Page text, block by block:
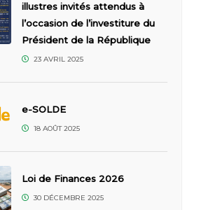
illustres invités attendus à
l’occasion de l’investiture du
Président de la République
23 AVRIL 2025
e-SOLDE
18 AOÛT 2025
Loi de Finances 2026
30 DÉCEMBRE 2025